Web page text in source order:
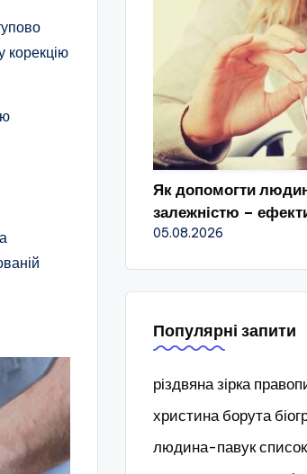
корекцію
Як допомогти
залежністю –
05.08.2026
Популярні запити
різдвяна зірка
христина борута
людина-павук